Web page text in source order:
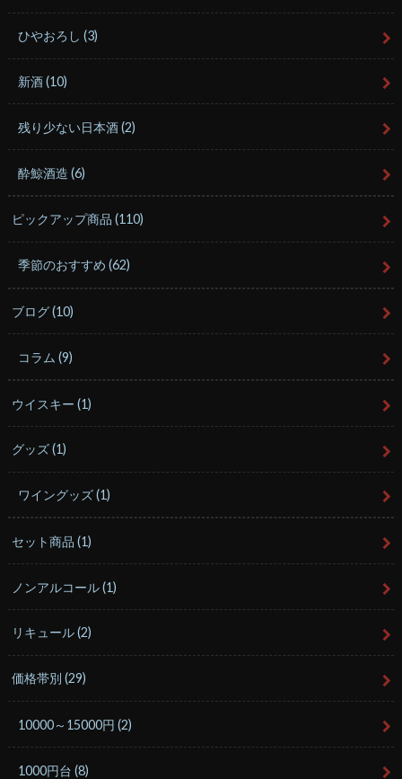
ひやおろし(3)
新酒(10)
残り少ない日本酒(2)
酔鯨酒造(6)
ピックアップ商品(110)
季節のおすすめ(62)
ブログ(10)
コラム(9)
ウイスキー(1)
グッズ(1)
ワイングッズ(1)
セット商品(1)
ノンアルコール(1)
リキュール(2)
価格帯別(29)
10000～15000円(2)
1000円台(8)